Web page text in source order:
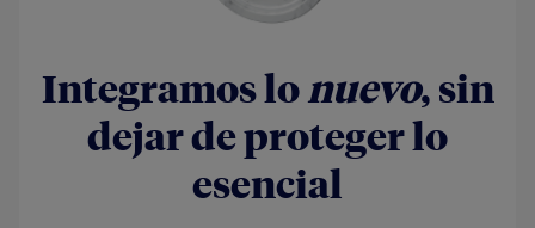
Integramos lonuevo, sin
dejar de proteger lo
esencial